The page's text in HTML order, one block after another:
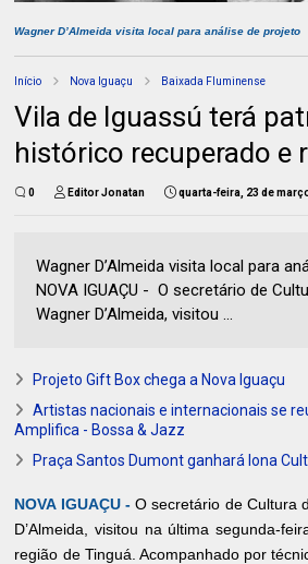
Wagner D’Almeida visita local para análise de projeto
Início Nova Iguaçu Baixada Fluminense
Vila de Iguassú terá
histórico recuperado e
0 Editor Jonatan quarta-feira, 23 de
Wagner D’Almeida visita local para
NOVA IGUAÇU - O secretário de
Wagner D’Almeida, visitou ...
Projeto Gift Box chega a Nova Iguaçu
Artistas nacionais e internacionais se
Amplifica - Bossa & Jazz
Praça Santos Dumont ganhará lona
NOVA IGUAÇU -O secretário de Cultura
D’Almeida, visitou na última segunda-
região de Tinguá. Acompanhado por